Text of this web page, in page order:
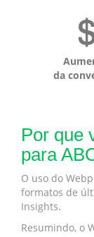
da
Por que
para
O uso do
formatos de
Insights.
Resumindo, o